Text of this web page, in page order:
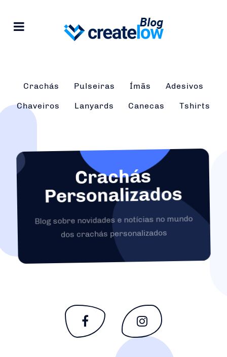
Crachás Pulseiras Ímãs Adesivos
Chaveiros Lanyards Canecas Tshirts
Crachás
Personalizados
Blog sobre novidades e notícias no mundo
dos crachás personalizados